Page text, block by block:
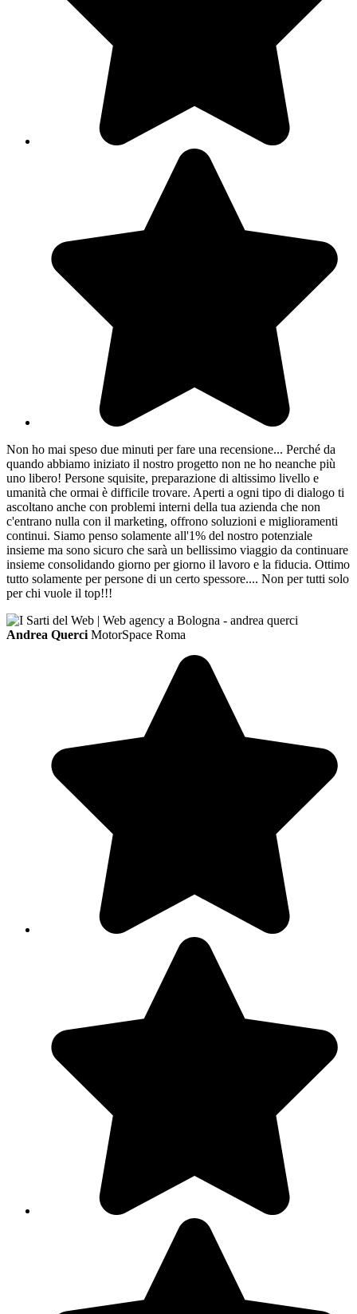
Non ho mai speso due minuti per fare una recensione... Perché da
quando abbiamo iniziato il nostro progetto non ne ho neanche più
uno libero! Persone squisite, preparazione di altissimo livello e
umanità che ormai è difficile trovare. Aperti a ogni tipo di dialogo ti
ascoltano anche con problemi interni della tua azienda che non
c'entrano nulla con il marketing, offrono soluzioni e miglioramenti
continui. Siamo penso solamente all'1% del nostro potenziale
insieme ma sono sicuro che sarà un bellissimo viaggio da continuare
insieme consolidando giorno per giorno il lavoro e la fiducia. Ottimo
tutto solamente per persone di un certo spessore.... Non per tutti solo
per chi vuole il top!!!
Andrea Querci MotorSpace Roma